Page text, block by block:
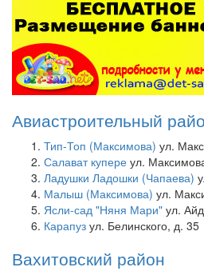
Авиастроительный
Тип-Топ (Максимова) ул.
Салават купере ул.
Ладушки Ладошки (Чапаева)
Малыш (Максимова) ул.
Ясли-сад "Няня Мари" ул.
Карапуз ул. Белинского, д. 35
Вахитовский район